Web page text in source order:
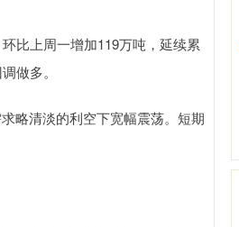
比上周一增加119万吨，延续累
做多。
略清淡的利空下宽幅震荡。短期